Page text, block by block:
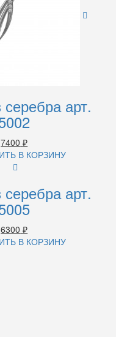
арт.
7400 ₽
В КОРЗИНУ
арт.
6300 ₽
В КОРЗИНУ